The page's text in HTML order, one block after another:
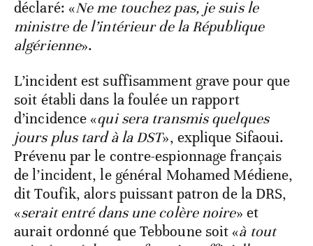
déclaré: «Ne me touchez pas, je suis le
ministre de l’intérieur de la République
algérienne».
L’incident est suffisamment grave pour que
soit établi dans la foulée un rapport
d’incidence «qui sera transmis quelques
jours plus tard à la DST», explique Sifaoui.
Prévenu par le contre-espionnage français
de l’incident, le général Mohamed Médiene,
dit Toufik, alors puissant patron de la DRS,
«serait entré dans une colère noire» et
aurait ordonné que Tebboune soit «à tout